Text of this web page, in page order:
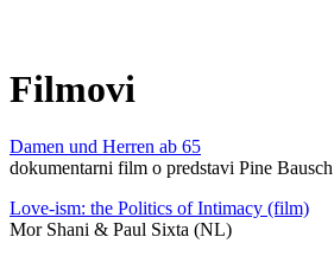
Filmovi
Damen und Herren ab 65
dokumentarni film o predstavi Pine Bausch
Love-ism: the Politics of Intimacy (film)
Mor Shani & Paul Sixta (NL)